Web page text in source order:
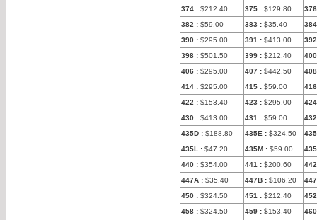
374 : $212.40 375 : $129.80
376
382 : $59.00 383 : $35.40
384
390 : $295.00 391 : $413.00
392
398 : $501.50 399 : $212.40
400
406 : $295.00 407 : $442.50
408
414 : $295.00 415 : $59.00
416
422 : $153.40 423 : $295.00
424
430 : $413.00 431 : $59.00
432
435D : $188.80 435E : $324.50
435L
: $47.20 435M : $59.00
440 : $354.00 441 : $200.60
442
447A : $35.40 447B : $106.20
450 : $324.50 451 : $212.40
452
458 : $324.50 459 : $153.40
460